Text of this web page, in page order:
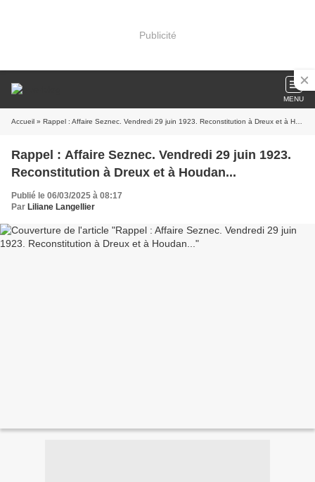
Publicité
MENU
Accueil » Rappel : Affaire Seznec. Vendredi 29 juin 1923. Reconstitution à Dreux et à Houdan...
Rappel : Affaire Seznec. Vendredi 29 juin 1923.
Reconstitution à Dreux et à Houdan...
Publié le 06/03/2025 à 08:17
Par Liliane Langellier